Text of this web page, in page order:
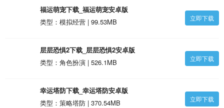
福运萌宠下载_福运萌宠安卓版
类型：模拟经营 | 99.53MB
立即下载
层层恐惧2下载_层层恐惧2安卓版
类型：角色扮演 | 526.1MB
立即下载
幸运塔防下载_幸运塔防安卓版
类型：策略塔防 | 370.54MB
立即下载